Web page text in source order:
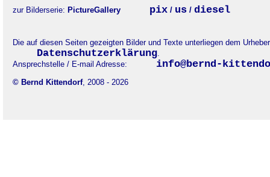
zur Bilderserie: PictureGallery pix / us / diesel
Die auf diesen Seiten gezeigten Bilder und Texte unterliegen dem
Datenschutzerklärung.
Ansprechstelle / E-mail Adresse:
info@bernd-
© Bernd Kittendorf, 2008 - 2026